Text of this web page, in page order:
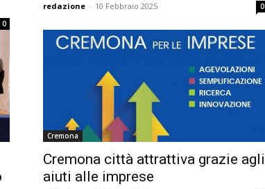
0
redazione - 10 Febbraio 2025 0
Cremona
Cremona città attrattiva grazie agli
aiuti alle imprese